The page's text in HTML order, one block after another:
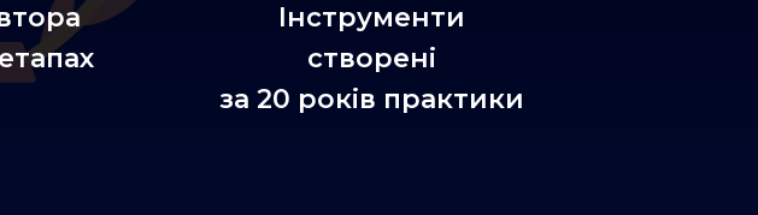
Інструменти
створені
за 20 років практики